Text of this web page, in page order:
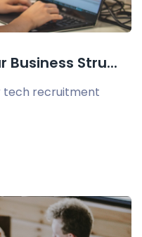
Business Stru...
tech recruitment